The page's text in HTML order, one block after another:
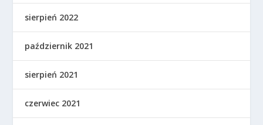
sierpień 2022
październik 2021
sierpień 2021
czerwiec 2021